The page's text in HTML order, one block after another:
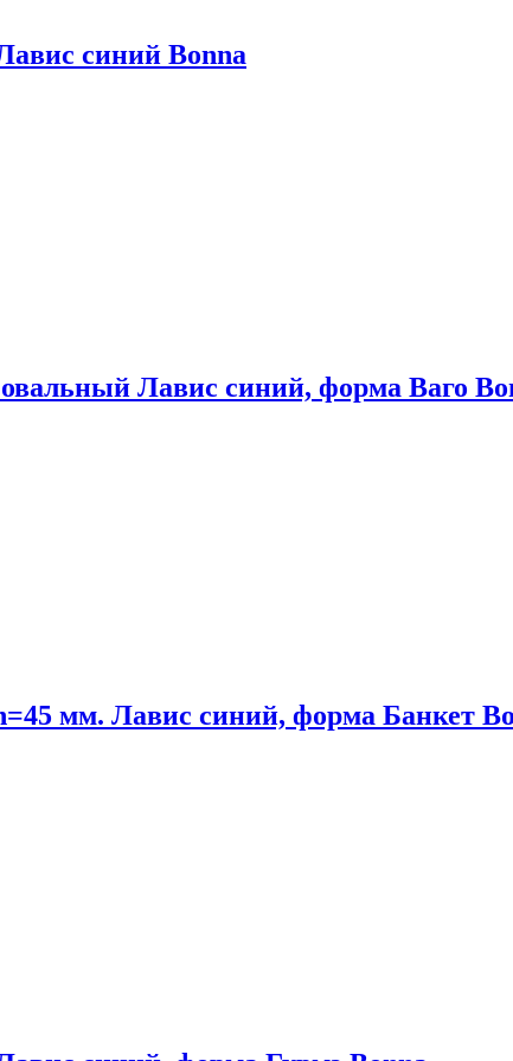
синий Bonna
Лавис синий, форма Ваго
мм. Лавис синий, форма Банкет